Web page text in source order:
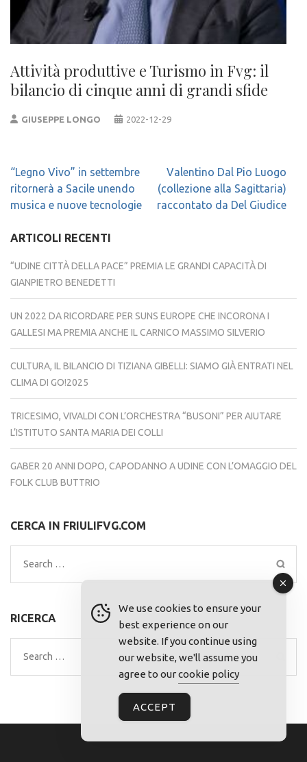
Attività produttive e Turismo in Fvg: il
bilancio di cinque anni di grandi sfide
GIUSEPPE LONGO 2022-12-29
Navigazione
articoli
“Legno Vivo” in settembre
ritornerà a Sacile unendo
musica e nuove tecnologie
Valentino Dal Pio Luogo
(collezione alla Sagittaria)
raccontato da Del Giudice
ARTICOLI RECENTI
“UDINE CITTÀ DELLA PACE” PREMIA LE GRANDI CAPACITÀ DI
GIANPIETRO BENEDETTI
UN 2022 DA RICORDARE PER SUNS EUROPE CHE INCORONA I
GALLESI MA PREMIA ANCHE IL CARNICO MASSIMO SILVERIO
CULTURA, IL BILANCIO DI TIZIANA GIBELLI: SIAMO GIÀ ENTRATI NEL
CLIMA DI GO!2025
TRICESIMO, VIVALDI CON L’ORCHESTRA “BUSONI” PER AIUTARE
L’ISTITUTO SANTA MARIA DEI COLLI
GABER 20 ANNI DOPO, CAPODANNO A UDINE CON L’OMAGGIO DEL
FOLK CLUB BUTTRIO
CERCA IN FRIULIFVG.COM
Search
for:
RICERCA
Search
for:
We use cookies to ensure your
best experience on our
website. If you continue using
our website, we'll assume you
agree to ourcookie policy
ACCEPT